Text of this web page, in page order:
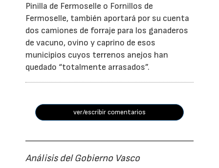
Pinilla de Fermoselle o Fornillos de
Fermoselle, también aportará por su cuenta
dos camiones de forraje para los ganaderos
de vacuno, ovino y caprino de esos
municipios cuyos terrenos anejos han
quedado “totalmente arrasados”.
ver/escribir comentarios
Análisis del Gobierno Vasco